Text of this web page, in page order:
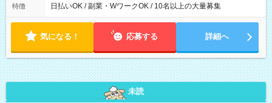
早く終わることの方が多いと思います。現場によっては午前中
望の方は夜勤（21:00～6:00）のお仕事も可能。
特徴 日払いOK / 副業・WワークOK / 10名以上の大量募集
気になる！ 応募する 詳細へ
未読